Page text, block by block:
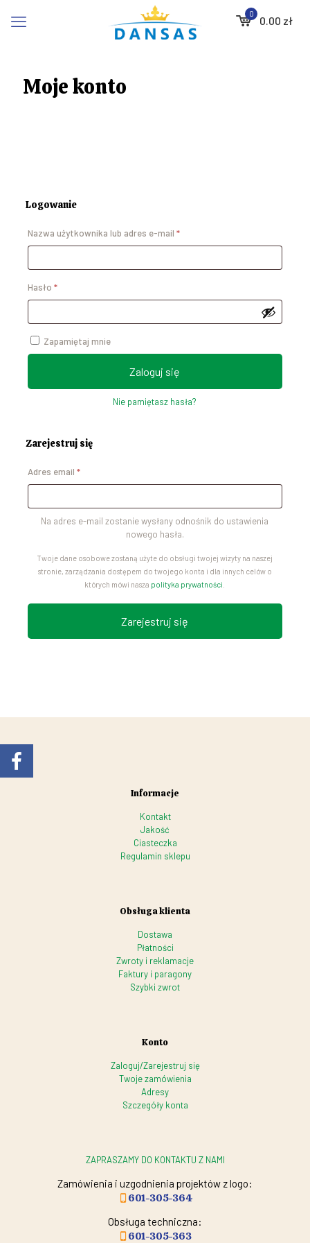
0
0.00 zł
Moje konto
Logowanie
Nazwa użytkownika lub adres e-mail *Wymagane
Hasło *Wymagane
Zapamiętaj mnie
Zaloguj się
Nie pamiętasz hasła?
Zarejestruj się
Adres email *Wymagane
Na adres e-mail zostanie wysłany odnośnik do ustawienia
nowego hasła.
Twoje dane osobowe zostaną użyte do obsługi twojej wizyty na naszej
stronie, zarządzania dostępem do twojego konta i dla innych celów o
których mówi nasza polityka prywatności
Zarejestruj się
Informacje
Kontakt
Jakość
Ciasteczka
Regulamin sklepu
Obsługa klienta
Dostawa
Płatności
Zwroty i reklamacje
Faktury i paragony
Szybki zwrot
Konto
Zaloguj/Zarejestruj się
Twoje zamówienia
Adresy
Szczegóły konta
ZAPRASZAMY DO KONTAKTU Z NAMI
Zamówienia i uzgodnienia projektów z logo:
601-305-364
Obsługa techniczna:
601-305-363